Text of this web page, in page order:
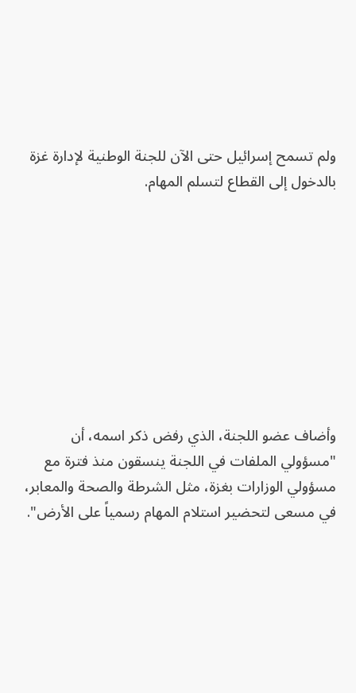
ولم تسمح إسرائيل حتى الآن للجنة الوطنية لإدارة غزة
بالدخول إلى القطاع لتسلم المهام.
وأضاف عضو اللجنة، الذي رفض ذكر اسمه، أن
"مسؤولي الملفات في اللجنة ينسقون منذ فترة مع
مسؤولي الوزارات بغزة، مثل الشرطة والصحة والمعابر،
في مسعى لتحضير استلام المهام رسمياً على الأرض".